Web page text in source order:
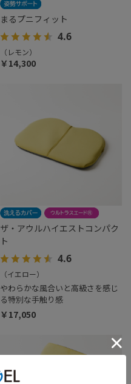
まるプニフィット
4.6
（レモン）
￥14,300
ザ・アウルハイエストコンパク
ト
4.6
（イエロー）
やわらかな風合いと高級さを感じ
る特別な手触り感
￥17,050